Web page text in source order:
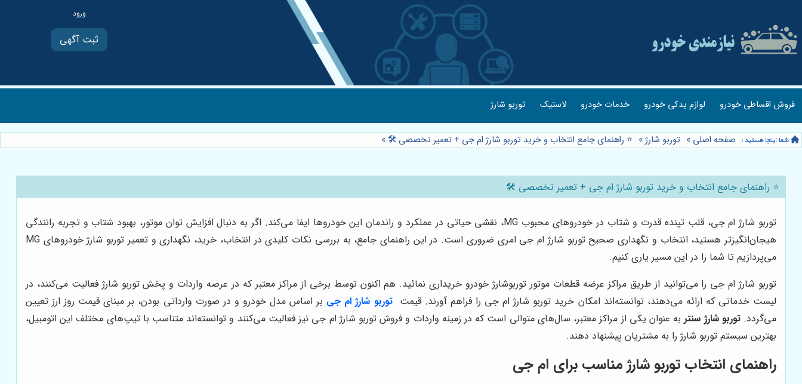
ثبت آگهی
فروش اقساطی خودرو لوازم یدکی خودرو خدمات خودرو لاستیک توربو شارژ
صفحه اصلی » توربو شارژ» ⭐️ راهنمای جامع انتخاب و خرید توربو شارژ ام جی + تعمیر تخصصی 🛠️»
⭐️ راهنمای جامع انتخاب و خرید توربو شارژ ام جی + تعمیر تخصصی 🛠️
توربو شارژ ام جی، قلب تپنده قدرت و شتاب در خودروهای محبوب MG، نقشی حیاتی در عملکرد و راندمان این خودروها ایفا می‌کند. اگر به دنبال افزایش توان موتور، بهبود شتاب و تجربه رانندگی
هیجان‌انگیزتر هستید، انتخاب و نگهداری صحیح توربو شارژ ام جی امری ضروری است. در این راهنمای جامع، به بررسی نکات کلیدی در انتخاب، خرید، نگهداری و تعمیر توربو شارژ خودروهای MG
می‌پردازیم تا شما را در این مسیر یاری کنیم.
توربو شارژ ام جی را می‌توانید از طریق مراکز عرضه قطعات موتور توربوشارژ خودرو خریداری نمائید. هم اکنون توسط برخی از مراکز معتبر که در عرصه واردات و پخش توربو شارژ فعالیت می‌کنند، در
لیست خدماتی که ارائه می‌دهند، توانسته‌اند امکان خرید توربو شارژ ام جی را فراهم آورند. قیمت توربو شارژ ام جی بر اساس مدل خودرو و در صورت وارداتی بودن، بر مبنای قیمت روز ارز تعیین
می‌گردد.توربو شارژ سنتربه عنوان یکی از مراکز معتبر، سال‌های متوالی است که در زمینه واردات و فروش توربو شارژ ام جی نیز فعالیت می‌کنند و توانسته‌اند متناسب با تیپ‌های مختلف این اتومبیل،
بهترین سیستم توربو شارژ را به مشتریان پیشنهاد دهند.
راهنمای انتخاب توربو شارژ مناسب برای ام جی